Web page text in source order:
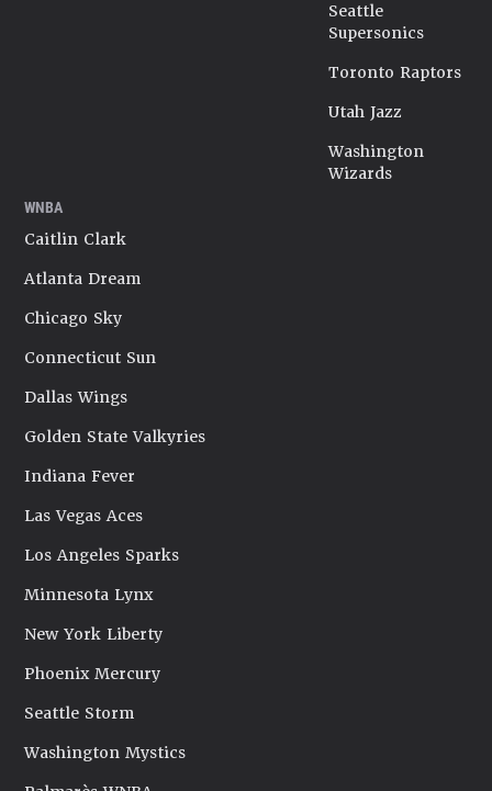
Seattle
Supersonics
Toronto Raptors
Utah Jazz
Washington
Wizards
WNBA
Caitlin Clark
Atlanta Dream
Chicago Sky
Connecticut Sun
Dallas Wings
Golden State Valkyries
Indiana Fever
Las Vegas Aces
Los Angeles Sparks
Minnesota Lynx
New York Liberty
Phoenix Mercury
Seattle Storm
Washington Mystics